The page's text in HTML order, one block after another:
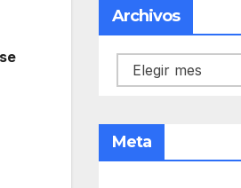
Archivos
Archivos
Meta